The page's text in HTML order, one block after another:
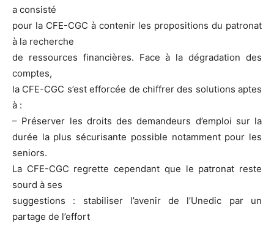
a consisté
pour la CFE-CGC à contenir les propositions du patronat
à la recherche
de ressources financières. Face à la dégradation des
comptes,
la CFE-CGC s’est efforcée de chiffrer des solutions aptes
à :
– Préserver les droits des demandeurs d’emploi sur la
durée la plus sécurisante possible notamment pour les
seniors.
La CFE-CGC regrette cependant que le patronat reste
sourd à ses
suggestions : stabiliser l’avenir de l’Unedic par un
partage de l’effort